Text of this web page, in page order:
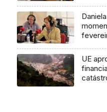
UE